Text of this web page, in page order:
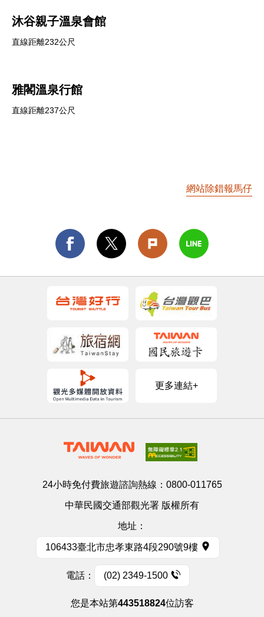
沐谷親子溫泉會館
直線距離232公尺
雅閣溫泉行館
直線距離237公尺
網站除錯報馬仔
更多連結+
24小時免付費旅遊諮詢熱線： 0800-011765
中華民國交通部觀光署 版權所有
地址：
106433臺北市忠孝東路4段290號9樓
電話： (02) 2349-1500
您是本站第443518824位訪客